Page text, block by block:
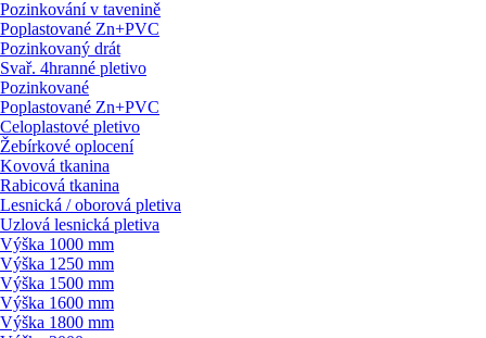
Pozinkování v tavenině
Poplastované Zn+PVC
Pozinkovaný drát
Svař. 4hranné pletivo
Pozinkované
Poplastované Zn+PVC
Celoplastové pletivo
Žebírkové oplocení
Kovová tkanina
Rabicová tkanina
Lesnická / oborová pletiva
Uzlová lesnická pletiva
Výška 1000 mm
Výška 1250 mm
Výška 1500 mm
Výška 1600 mm
Výška 1800 mm